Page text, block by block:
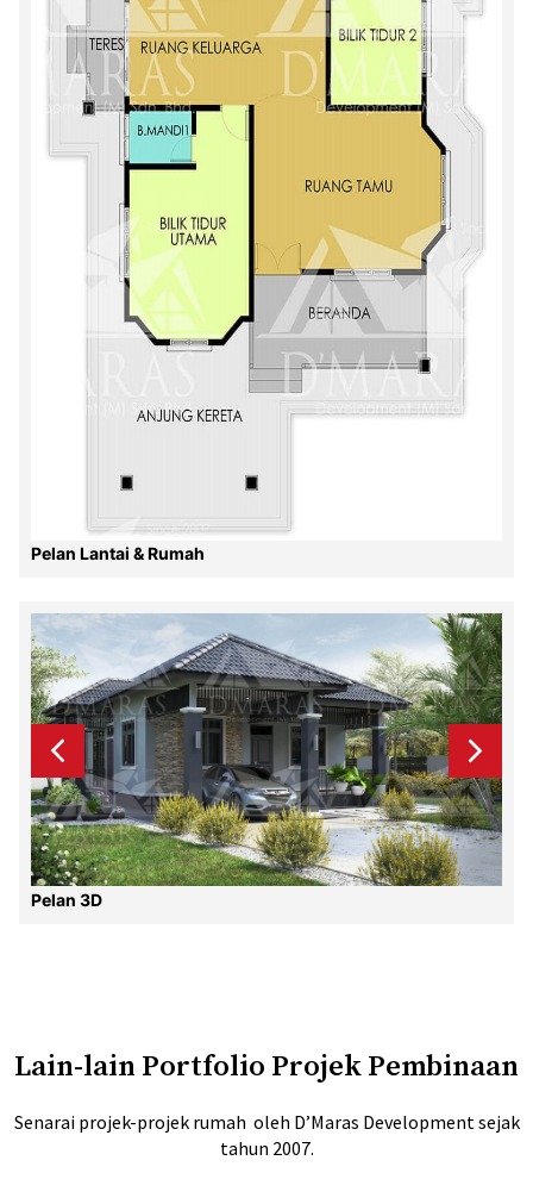
Pelan Lantai & Rumah
Pelan 3D
Lain-lain Portfolio Projek Pembinaan
Senarai projek-projek rumah oleh D’Maras Development sejak
tahun 2007.